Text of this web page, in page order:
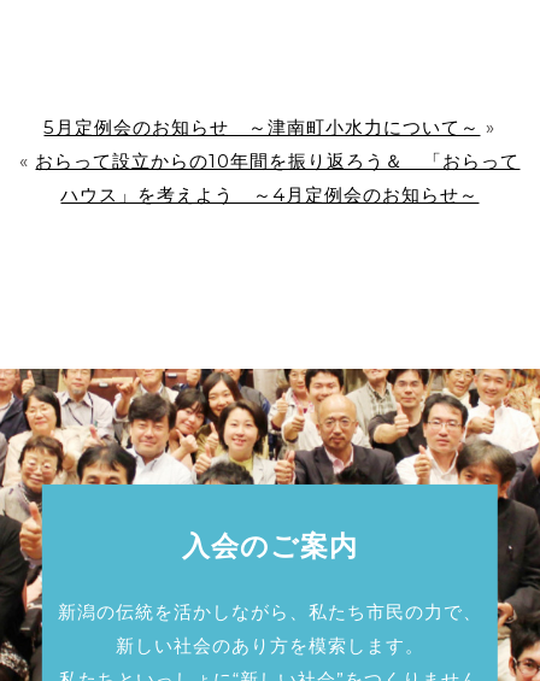
5月定例会のお知らせ ～津南町小水力について～ »
« おらって設立からの10年間を振り返ろう＆ 「おらって
ハウス」を考えよう ～4月定例会のお知らせ～
入会のご案内
新潟の伝統を活かしながら、私たち市民の力で、
新しい社会のあり方を模索します。